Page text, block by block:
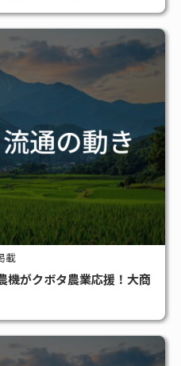
載
機がクボタ農業応援！大商